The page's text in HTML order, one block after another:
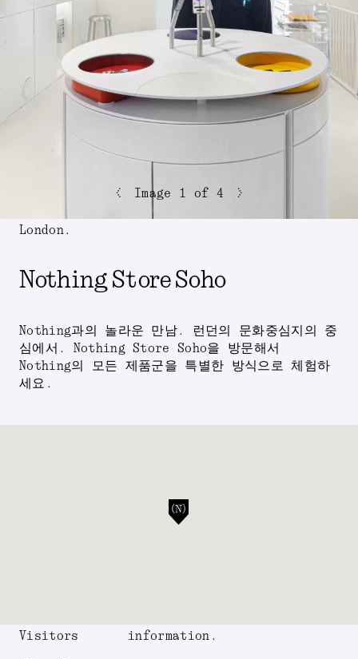
< Image 1 of 4 >
London.
Nothing Store Soho
Nothing과의 놀라운 만남. 런던의 문화중심지의 중
심에서. Nothing Store Soho을 방문해서
Nothing의 모든 제품군을 특별한 방식으로 체험하
세요.
Visitors information.